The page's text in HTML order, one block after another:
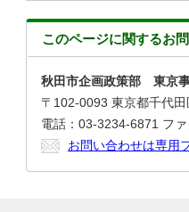
このページに関するお
秋田市企画政策部 東京
〒102-0093 東京都千代
電話：03-3234-6871 フ
お問い合わせは専用